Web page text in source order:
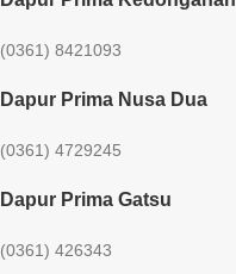
(0361) 8421093
Dapur Prima Nusa Dua
(0361) 4729245
Dapur Prima Gatsu
(0361) 426343